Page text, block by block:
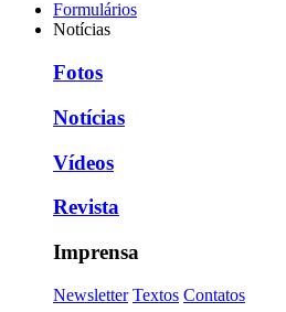
Formulários
Notícias
Fotos
Notícias
Vídeos
Revista
Imprensa
Newsletter Textos Contatos